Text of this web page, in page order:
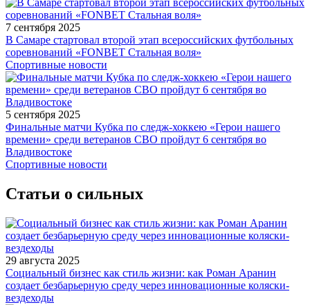
7 сентября 2025
В Самаре стартовал второй этап всероссийских футбольных
соревнований «FONBET Стальная воля»
Спортивные новости
5 сентября 2025
Финальные матчи Кубка по следж-хоккею «Герои нашего
времени» среди ветеранов СВО пройдут 6 сентября во
Владивостоке
Спортивные новости
Статьи о сильных
29 августа 2025
Социальный бизнес как стиль жизни: как Роман Аранин
создает безбарьерную среду через инновационные коляски-
вездеходы